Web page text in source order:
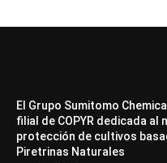
El Grupo Sumitomo
filial de COPYR dedicada al
protección de cultivos
Piretrinas Naturales